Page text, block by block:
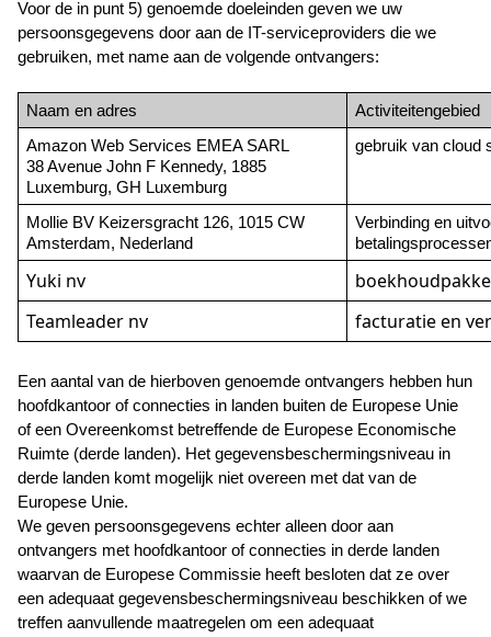
Voor de in punt 5) genoemde doeleinden geven we uw
persoonsgegevens door aan de IT-serviceproviders die we
gebruiken, met name aan de volgende ontvangers:
Naam en adres
Activiteitengebied
Amazon Web Services EMEA SARL
38 Avenue John F Kennedy, 1885
Luxemburg, GH Luxemburg
gebruik van cloud
Mollie BV Keizersgracht 126, 1015 CW
Amsterdam, Nederland
Verbinding en
Yuki nv
Teamleader nv
facturatie en
Een aantal van de hierboven genoemde ontvangers hebben hun
hoofdkantoor of connecties in landen buiten de Europese Unie
of een Overeenkomst betreffende de Europese Economische
Ruimte (derde landen). Het gegevensbeschermingsniveau in
derde landen komt mogelijk niet overeen met dat van de
Europese Unie.
We geven persoonsgegevens echter alleen door aan
ontvangers met hoofdkantoor of connecties in derde landen
waarvan de Europese Commissie heeft besloten dat ze over
een adequaat gegevensbeschermingsniveau beschikken of we
treffen aanvullende maatregelen om een adequaat